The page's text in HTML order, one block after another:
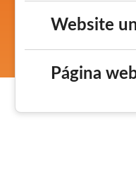
Website
Página